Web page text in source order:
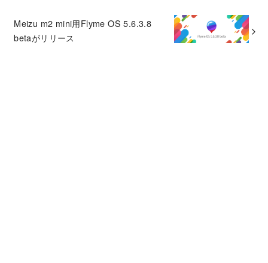
Meizu m2 mini用Flyme OS 5.6.3.8
betaがリリース